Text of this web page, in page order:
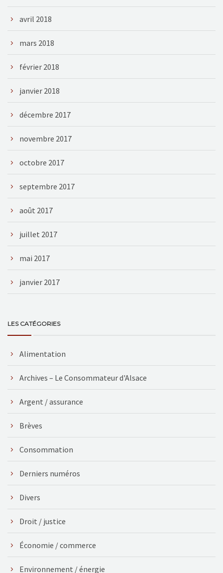
avril 2018
mars 2018
février 2018
janvier 2018
décembre 2017
novembre 2017
octobre 2017
septembre 2017
août 2017
juillet 2017
mai 2017
janvier 2017
LES CATÉGORIES
Alimentation
Archives – Le Consommateur d'Alsace
Argent / assurance
Brèves
Consommation
Derniers numéros
Divers
Droit / justice
Économie / commerce
Environnement / énergie